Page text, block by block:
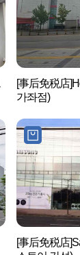
[事后免税店
가좌점)
[事后免税店